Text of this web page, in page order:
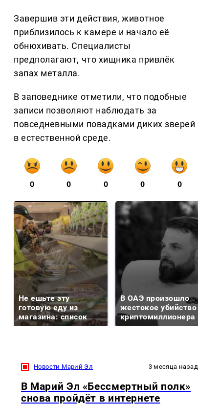
Завершив эти действия, животное
приблизилось к камере и начало её
обнюхивать. Специалисты
предполагают, что хищника привлёк
запах металла.
В заповеднике отметили, что подобные
записи позволяют наблюдать за
повседневными повадками диких зверей
в естественной среде.
0 0 0 0 0
Не ешьте эту
готовую еду из
магазина: список
В ОАЭ произошло
жестокое убийство
криптомиллионера
Новости Марий Эл 3 месяца назад
В Марий Эл «Бессмертный полк»
снова пройдёт в интернете